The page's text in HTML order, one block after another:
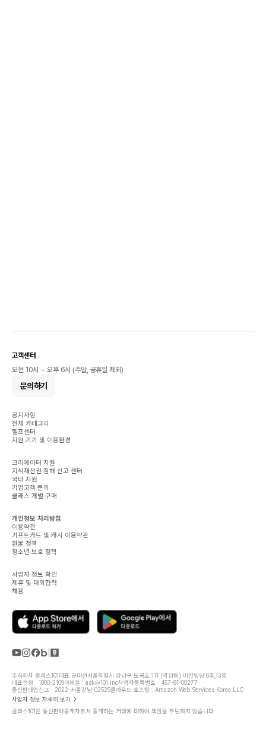
고객센터
오전 10시 ~ 오후 6시 (주말, 공휴일 제외)
문의하기
공지사항
전체 카테고리
헬프센터
지원 기기 및 이용환경
크리에이터 지원
지식재산권 침해 신고 센터
국비 지원
기업고객 문의
클래스 개별 구매
개인정보 처리방침
이용약관
기프트카드 및 캐시 이용약관
환불 정책
청소년 보호 정책
사업자 정보 확인
제휴 및 대외협력
채용
주식회사 클래스101대표 공대선서울특별시 강남구 도곡로 111 (역삼동) 미진빌딩 6층,13층
대표전화 : 1800-2109이메일 : ask@101.inc사업자등록번호 : 457-81-00277
통신판매업신고 : 2022-서울강남-02525클라우드 호스팅 : Amazon Web Services Korea LLC
사업자 정보 자세히 보기
클래스101은 통신판매중개자로서 중개하는 거래에 대하여 책임을 부담하지 않습니다.